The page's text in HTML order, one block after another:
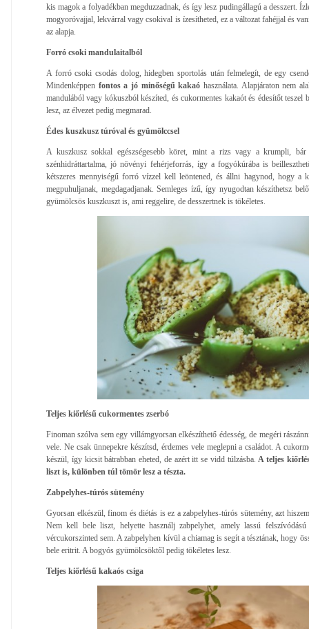
kis magok a folyadékban megduzzadnak, és így lesz pudingállagú a desszert.
mogyoróvajjal, lekvárral vagy csokival is ízesítheted, ez a változat fahéjjal és
az alapja.
Forró csoki mandulaitalból
A forró csoki csodás dolog, hidegben sportolás után felmelegít, de egy
Mindenképpen fontos a jó minőségű kakaó használata. Alapjáraton nem
mandulából vagy kókuszból készíted, és cukormentes kakaót és édesítőt teszel
lesz, az élvezet pedig megmarad.
Édes kuszkusz túróval és gyümölccsel
A kuszkusz sokkal egészségesebb köret, mint a rizs vagy a krumpli,
szénhidráttartalma, jó növényi fehérjeforrás, így a fogyókúrába is
kétszeres mennyiségű forró vízzel kell leöntened, és állni hagynod, hogy a
megpuhuljanak, megdagadjanak. Semleges ízű, így nyugodtan készíthetsz
gyümölcsös kuszkuszt is, ami reggelire, de desszertnek is tökéletes.
Teljes kiőrlésű cukormentes zserbó
Finoman szólva sem egy villámgyorsan elkészíthető édesség, de megéri
vele. Ne csak ünnepekre készítsd, érdemes vele meglepni a családot. A
készül, így kicsit bátrabban eheted, de azért itt se vidd túlzásba. A teljes
liszt is, különben túl tömör lesz a tészta.
Zabpelyhes-túrós sütemény
Gyorsan elkészül, finom és diétás is ez a zabpelyhes-túrós sütemény, azt
Nem kell bele liszt, helyette használj zabpelyhet, amely lassú
vércukorszinted sem. A zabpelyhen kívül a chiamag is segít a tésztának, hogy
bele eritrit. A bogyós gyümölcsöktől pedig tökéletes lesz.
Teljes kiőrlésű kakaós csiga